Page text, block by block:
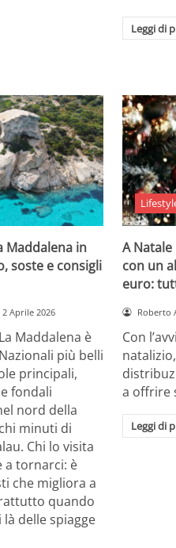
Leggi di
Maddalena in
soste e consigli
2 Aprile 2026
Maddalena è
più belli
principali,
fondali
nord della
minuti di
Chi lo visita
a tornarci: è
che migliora a
quando
là delle spiagge
A
con un
euro:
Roberto
Con
a offrire
Leggi di